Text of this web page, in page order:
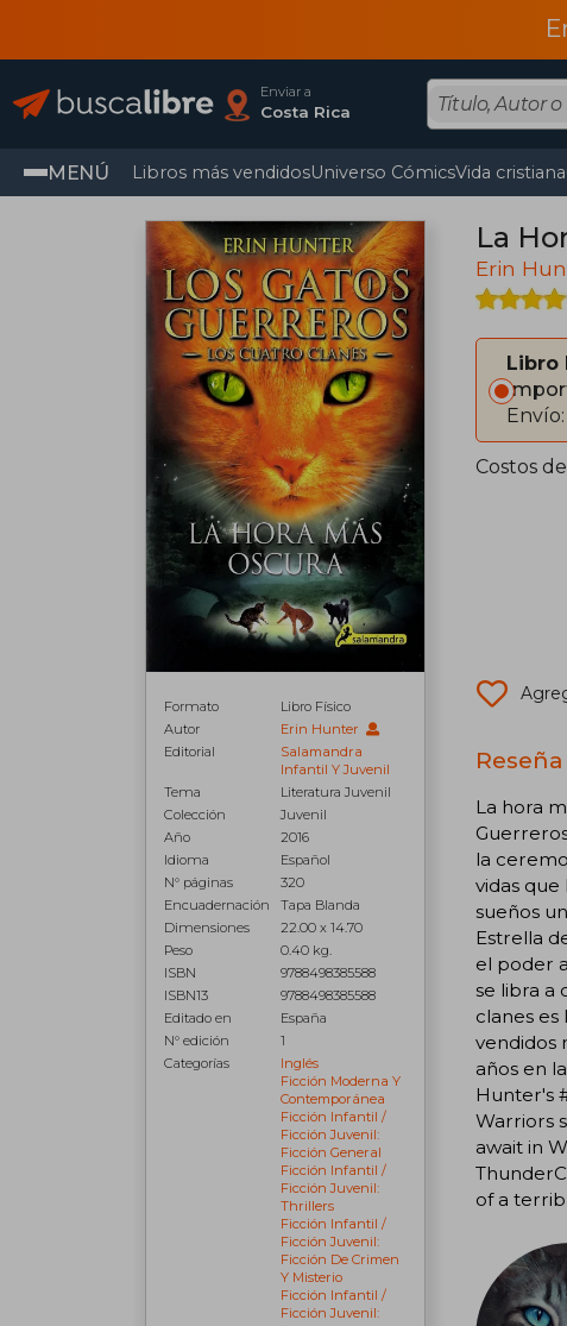
Enviar a
Costa Rica
MENÚ Libros más vendidosUniverso CómicsVida cristiana
Formato
Libro Físico
Autor
Erin Hunter
Editorial
Salamandra
Infantil Y Juvenil
Tema
Literatura Juvenil
Colección
Juvenil
Año
2016
Idioma
Español
N° páginas
320
Encuadernación
Tapa Blanda
Dimensiones
22.00 x 14.70
Peso
0.40 kg.
ISBN
9788498385588
ISBN13
9788498385588
Editado en
España
N° edición
1
Categorías
Inglés
Ficción Moderna Y
Contemporánea
Ficción Infantil /
Ficción Juvenil:
Ficción General
Ficción Infantil /
Ficción Juvenil:
Thrillers
Ficción Infantil /
Ficción Juvenil:
Ficción De Crimen
Y Misterio
Ficción Infantil /
Ficción Juvenil:
La
Erin
Libro
Envío:
Costos
La hora
la
vidas
sueños
Estrella
el poder
se libra a
clanes es
vendidos
años en
Hunter's
Warriors
await in
of a